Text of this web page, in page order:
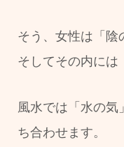
そう、女性は「陰
そしてその内には
風水では「水の気
ち合わせます。